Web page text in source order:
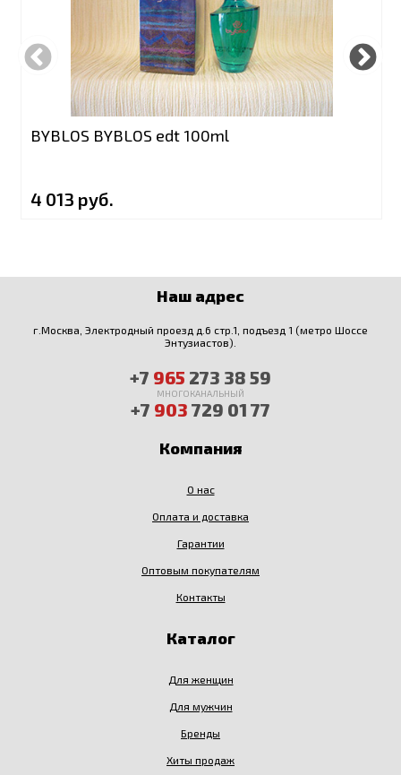
BYBLOS BYBLOS edt 100ml
4 013 руб.
Наш адрес
г.Москва, Электродный проезд д.6 стр.1, подъезд 1 (метро Шоссе
Энтузиастов).
+7 965 273 38 59
МНОГОКАНАЛЬНЫЙ
+7 903 729 01 77
Компания
О нас
Оплата и доставка
Гарантии
Оптовым покупателям
Контакты
Каталог
Для женщин
Для мужчин
Бренды
Хиты продаж